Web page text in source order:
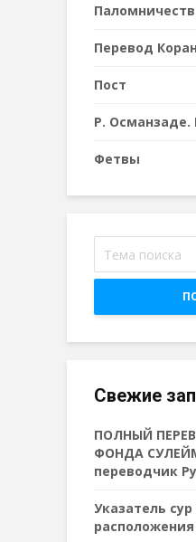
Перевод
Пост
Р. Османзаде.
Фетвы
Свежие
ПОЛНЫЙ
ФОНДА
переводчик
Указатель